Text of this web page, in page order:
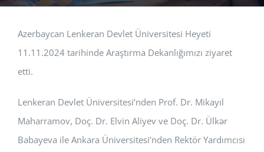
BAŞVURULAR
HİZMETLER
Azerbaycan Lenkeran Devlet Üniversitesi Heyeti
11.11.2024 tarihinde Araştırma Dekanlığımızı ziyaret
etti.
Lenkeran Devlet Üniversitesi’nden Prof. Dr. Mikayıl
Maharramov, Doç. Dr. Elvin Aliyev ve Doç. Dr. Ülkər
Babayeva ile Ankara Üniversitesi’nden Rektör Yardımcısı